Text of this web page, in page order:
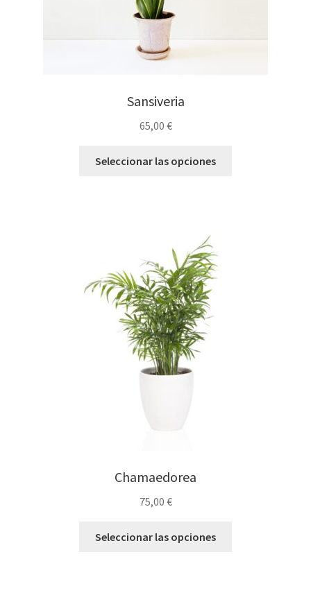
Sansiveria
65,00 €
Seleccionar las opciones
Chamaedorea
75,00 €
Seleccionar las opciones